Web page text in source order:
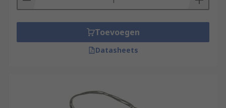
Toevoegen
Datasheets